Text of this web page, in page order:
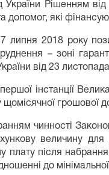
України Рішенням
допомог, які
липня 2018 року
– зоні
від 23
першої інстанції
щомісячної грошової
чинності
величину для
плату після
до